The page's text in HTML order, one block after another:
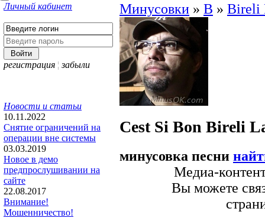
Личный кабинет
регистрация ¦ забыли
Новости и статьи
10.11.2022
Снятие ограничений на
операции вне системы
03.03.2019
Новое в демо
предпрослушивании на
сайте
22.08.2017
Внимание!
Мошенничество!
Минусовки » B » Bireli
Cest Si Bon Bireli
минусовка песни
Медиа-
Вы можете